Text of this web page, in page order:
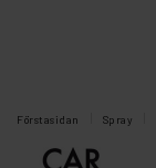
Förstasidan Spray